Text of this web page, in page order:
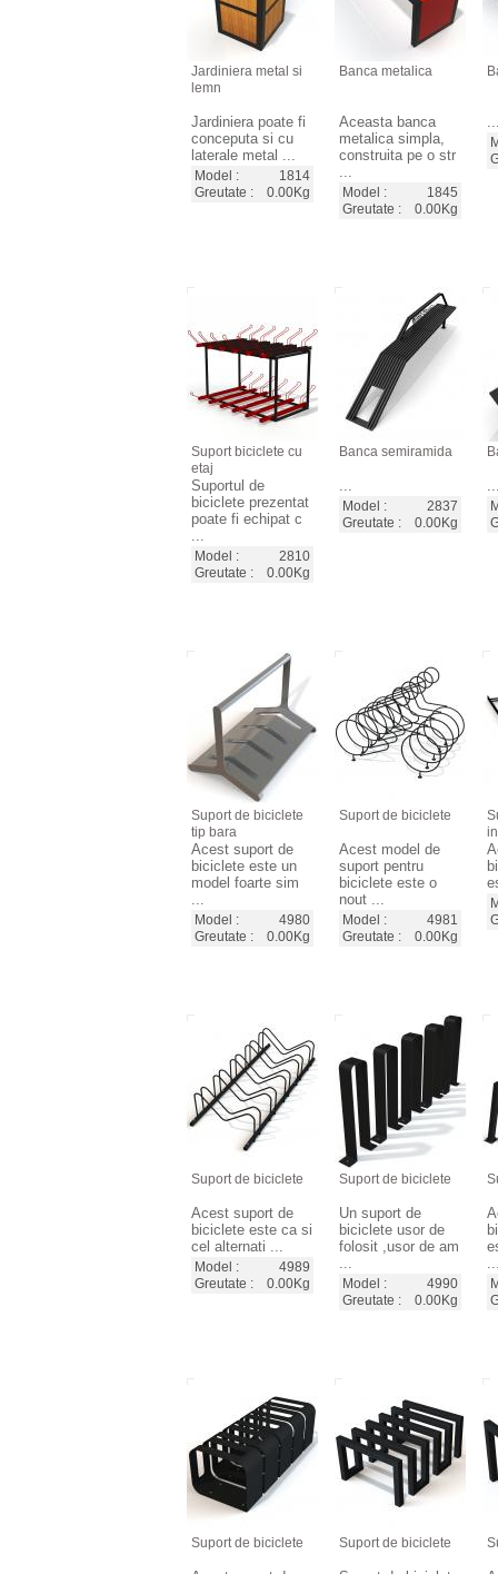
Jardiniera metal si
lemn
Jardiniera poate fi
conceputa si cu
laterale metal ...
Model :
1814
Greutate :
0.00Kg
Banca metalica
Aceasta banca
metalica simpla,
construita pe o str
...
Model :
1845
Greutate :
0.00Kg
Suport biciclete cu
etaj
Suportul de
biciclete prezentat
poate fi echipat c
...
Model :
2810
Greutate :
0.00Kg
Banca semiramida
...
Model :
2837
Greutate :
0.00Kg
Suport de biciclete
tip bara
Acest suport de
biciclete este un
model foarte sim
...
Model :
4980
Greutate :
0.00Kg
Suport de biciclete
Acest model de
suport pentru
biciclete este o
nout ...
Model :
4981
Greutate :
0.00Kg
Suport de biciclete
Acest suport de
biciclete este ca si
cel alternati ...
Model :
4989
Greutate :
0.00Kg
Suport de biciclete
Un suport de
biciclete usor de
folosit ,usor de am
...
Model :
4990
Greutate :
0.00Kg
Suport de biciclete Suport de biciclete